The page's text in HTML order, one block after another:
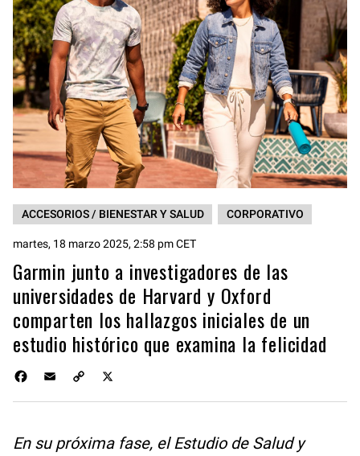
ACCESORIOS / BIENESTAR Y SALUD CORPORATIVO
martes, 18 marzo 2025, 2:58 pm CET
Garmin junto a investigadores de las
universidades de Harvard y Oxford
comparten los hallazgos iniciales de un
estudio histórico que examina la felicidad
b
l
L
En su próxima fase, el Estudio de Salud y